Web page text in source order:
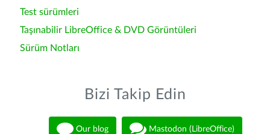
Test sürümleri
Taşınabilir LibreOffice & DVD Görüntüleri
Sürüm Notları
Bizi Takip Edin
Our blog Mastodon (LibreOffice)